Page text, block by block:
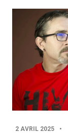
PUBLISHED
2 AVRIL 2025
•